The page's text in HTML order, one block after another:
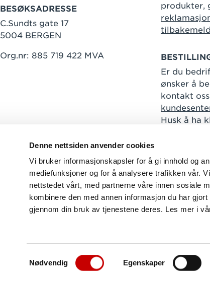
Denne nettsiden anvender cookies
Vi bruker informasjonskapsler for å gi innhold og
mediefunksjoner og for å analysere trafikken vår.
nettstedet vårt, med partnerne våre innen sosiale
kombinere den med annen informasjon du har
gjennom din bruk av tjenestene deres. Les mer i
Samtykkevalg
Nødvendig Egenskaper
BESØKSADRESSE
C.Sundts gate 17
5004 BERGEN
Org.nr: 885 719 422 MVA
produkter,
Er du
ønsker å
kontakt
Husk å ha